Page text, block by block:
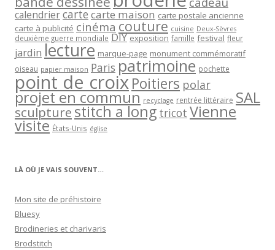
calendriercartecarte maison carte postale ancienne
carte à publicité cinéma couture cuisine Deux-Sèvres
deuxième guerre mondiale DIY exposition famille festival fleur
jardin lecture marque-page monument commémoratif
oiseau papier maison Paris patrimoine pochette
point de croixPoitiers polar
projet en commun recyclage rentrée littéraire SAL
sculpturestitch a long tricot Vienne
visite États-Unis église
LÀ OÙ JE VAIS SOUVENT…
Mon site de préhistoire
Bluesy
Brodineries et charivaris
Brodstitch